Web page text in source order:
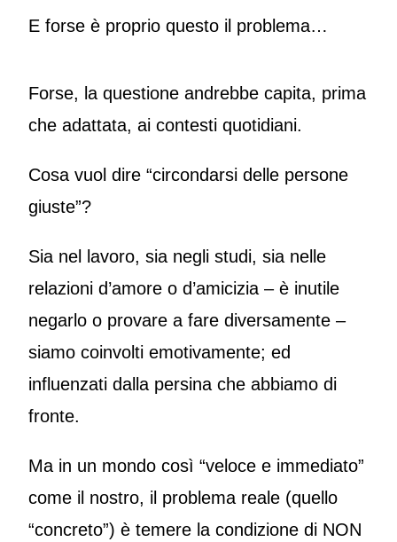
E forse è proprio questo il problema…
Forse, la questione andrebbe capita, prima
che adattata, ai contesti quotidiani.
Cosa vuol dire “circondarsi delle persone
giuste”?
Sia nel lavoro, sia negli studi, sia nelle
relazioni d’amore o d’amicizia – è inutile
negarlo o provare a fare diversamente –
siamo coinvolti emotivamente; ed
influenzati dalla persina che abbiamo di
fronte.
Ma in un mondo così “veloce e immediato”
come il nostro, il problema reale (quello
“concreto”) è temere la condizione di NON